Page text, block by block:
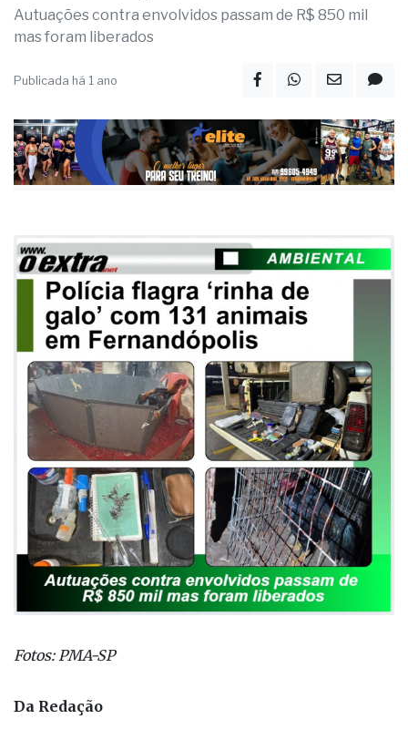
Autuações contra envolvidos passam de R$ 850 mil
mas foram liberados
Publicada há 1 ano
Fotos: PMA-SP
Da Redação